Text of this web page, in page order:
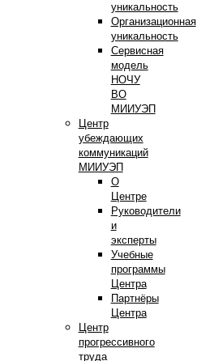
уникальность
Организационная
уникальность
Сервисная
модель
НОЧУ
ВО
МИИУЭП
Центр
убеждающих
коммуникаций
МИИУЭП
О
Центре
Руководители
и
эксперты
Учебные
программы
Центра
Партнёры
Центра
Центр
прогрессивного
труда